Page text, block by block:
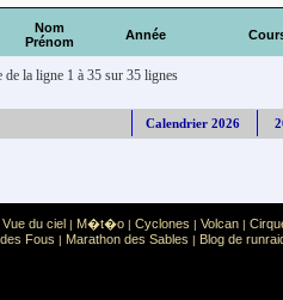
Nom
Prénom
Année
la ligne 1 à 35 sur 35 lignes
Calendrier 2026
Sport: Sports extr�mes
Vue du ciel | M�t�o | Cyclones | Volcan |
Fous | Marathon des Sables | Blog de